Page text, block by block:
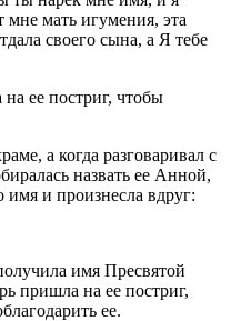
мне мать игумения, эта
своего сына, а Я тебе
ее постриг, чтобы
а когда разговаривал с
назвать ее Анной,
имя и произнесла вдруг:
имя Пресвятой
пришла на ее постриг,
ее.